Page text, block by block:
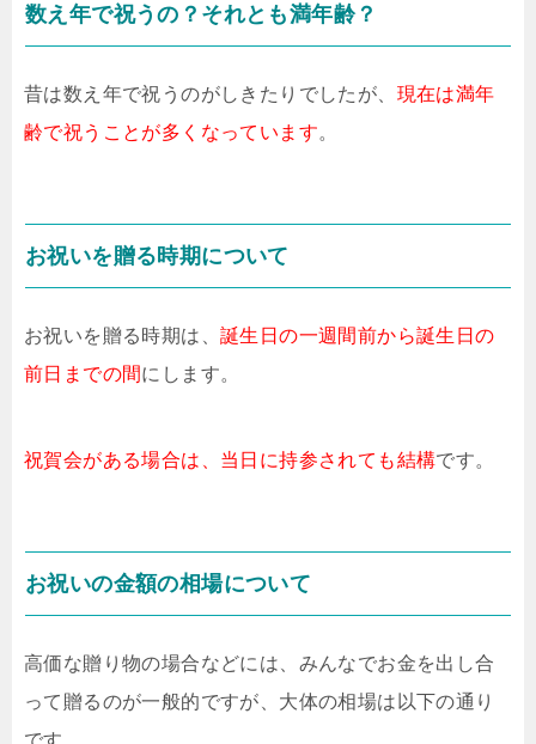
数え年で祝うの？それとも満年齢？
昔は数え年で祝うのがしきたりでしたが、 現在は満年
齢で祝うことが多くなっています。
お祝いを贈る時期について
お祝いを贈る時期は、 誕生日の一週間前から誕生日の
前日までの間にします。
祝賀会がある場合は、当日に持参されても結構です。
お祝いの金額の相場について
高価な贈り物の場合などには、みんなでお金を出し合
って贈るのが一般的ですが、大体の相場は以下の通り
です。